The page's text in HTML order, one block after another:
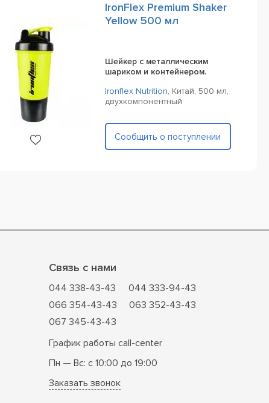
IronFlex Premium Shaker
Yellow 500 мл
Шейкер с металлическим
шариком и контейнером.
Ironflex Nutrition, Китай, 500 мл,
двухкомпонентный
Сообщить о поступлении
Связь с нами
044 338-43-43
044 333-94-43
066 354-43-43
063 352-43-43
067 345-43-43
График работы call-center
Пн — Вс: с 10:00 до 19:00
Заказать звонок